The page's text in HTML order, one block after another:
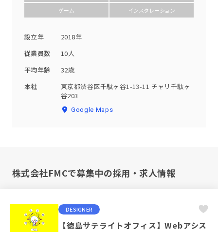
ゲーム
インスタレーション
設立年
2018年
従業員数
10人
平均年齢
32歳
本社
東京都渋谷区千駄ヶ谷1-13-11 チャリ千駄ヶ
谷203
Google Maps
株式会社FMCで募集中の採用・求人情報
DESIGNER
【徳島サテライトオフィス】Webアシス